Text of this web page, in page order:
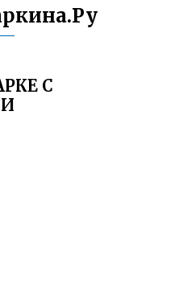
С